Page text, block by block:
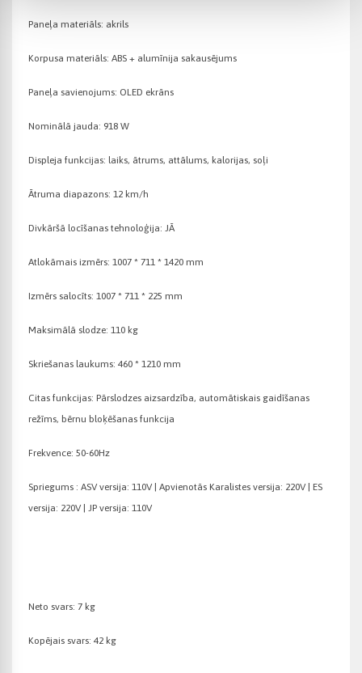
Paneļa materiāls: akrils
Korpusa materiāls: ABS + alumīnija sakausējums
Paneļa savienojums: OLED ekrāns
Nominālā jauda: 918 W
Displeja funkcijas: laiks, ātrums, attālums, kalorijas, soļi
Ātruma diapazons: 12 km/h
Divkāršā locīšanas tehnoloģija: JĀ
Atlokāmais izmērs: 1007 * 711 * 1420 mm
Izmērs salocīts: 1007 * 711 * 225 mm
Maksimālā slodze: 110 kg
Skriešanas laukums: 460 * 1210 mm
Citas funkcijas: Pārslodzes aizsardzība, automātiskais gaidīšanas
režīms, bērnu bloķēšanas funkcija
Frekvence: 50-60Hz
Spriegums : ASV versija: 110V | Apvienotās Karalistes versija: 220V | ES
versija: 220V | JP versija: 110V
Neto svars: 7 kg
Kopējais svars: 42 kg